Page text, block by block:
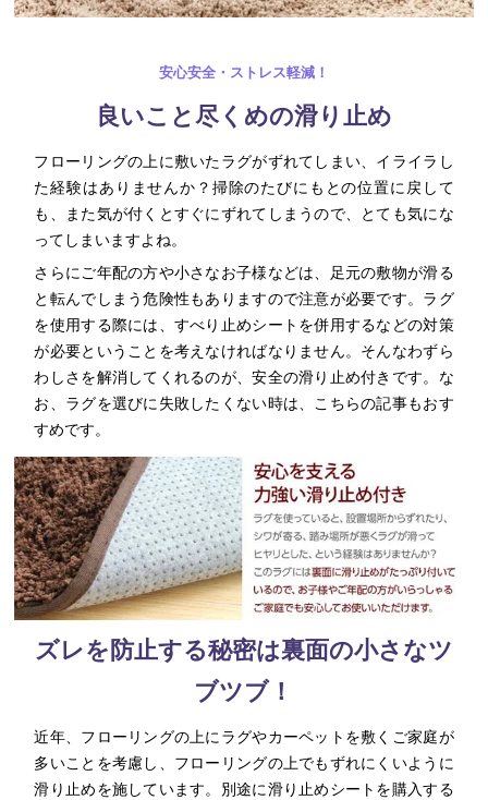
安心安全・ストレス軽減！
良いこと尽くめの滑り止め
フローリングの上に敷いたラグがずれてしまい、イライラし
た経験はありませんか？掃除のたびにもとの位置に戻して
も、また気が付くとすぐにずれてしまうので、とても気にな
ってしまいますよね。
さらにご年配の方や小さなお子様などは、足元の敷物が滑る
と転んでしまう危険性もありますので注意が必要です。ラグ
を使用する際には、すべり止めシートを併用するなどの対策
が必要ということを考えなければなりません。そんなわずら
わしさを解消してくれるのが、安全の滑り止め付きです。な
お、ラグを選びに失敗したくない時は、こちらの記事もおす
すめです。
ズレを防止する秘密は裏面の小さなツ
ブツブ！
近年、フローリングの上にラグやカーペットを敷くご家庭が
多いことを考慮し、フローリングの上でもずれにくいように
滑り止めを施しています。別途に滑り止めシートを購入する